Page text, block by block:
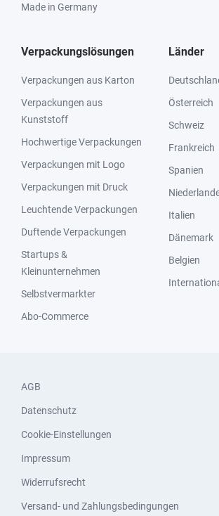
Made in Germany
Verpackungslösungen
Verpackungen aus Karton
Verpackungen aus
Kunststoff
Hochwertige Verpackungen
Verpackungen mit Logo
Verpackungen mit Druck
Leuchtende Verpackungen
Duftende Verpackungen
Startups &
Kleinunternehmen
Selbstvermarkter
Abo-Commerce
Länder
Österreich
Schweiz
Frankreich
Spanien
Italien
Dänemark
Belgien
AGB
Datenschutz
Cookie-Einstellungen
Impressum
Widerrufsrecht
Versand- und Zahlungsbedingungen